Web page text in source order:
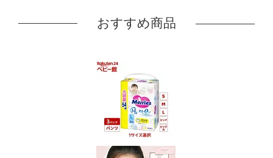
おすすめ商品